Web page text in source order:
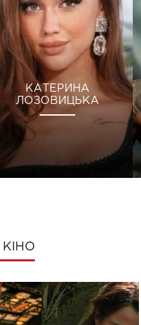
КАТЕРИНА
ЛОЗОВИЦЬКА